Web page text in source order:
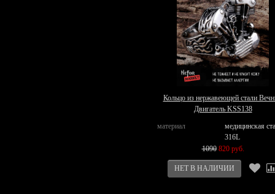
Кольцо из нержавеющей стали
Двигатель KSS138
материал
медицинская
316L
1090 820 руб.